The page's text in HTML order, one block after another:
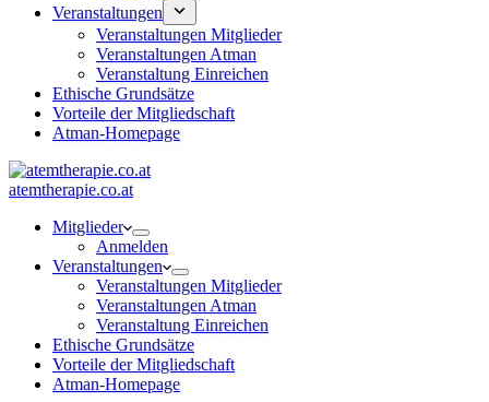
Veranstaltungen
Veranstaltungen Mitglieder
Veranstaltungen Atman
Veranstaltung Einreichen
Ethische Grundsätze
Vorteile der Mitgliedschaft
Atman-Homepage
atemtherapie.co.at
Mitglieder
Anmelden
Veranstaltungen
Veranstaltungen Mitglieder
Veranstaltungen Atman
Veranstaltung Einreichen
Ethische Grundsätze
Vorteile der Mitgliedschaft
Atman-Homepage